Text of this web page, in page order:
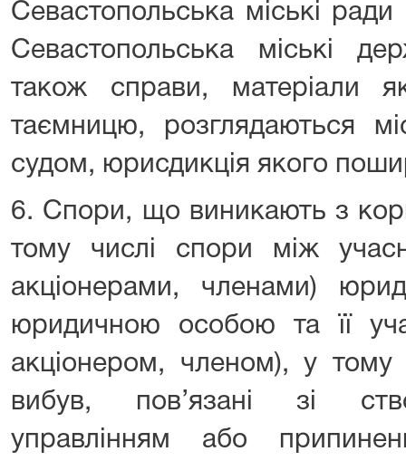
Севастопольська міські ради
Севастопольська міські
також справи, матеріали
таємницю, розглядаються
судом, юрисдикція якого
6. Спори, що виникають з
тому числі спори між
акціонерами, членами)
юридичною особою та її
акціонером, членом), у тому
вибув, пов’язані зі
управлінням або